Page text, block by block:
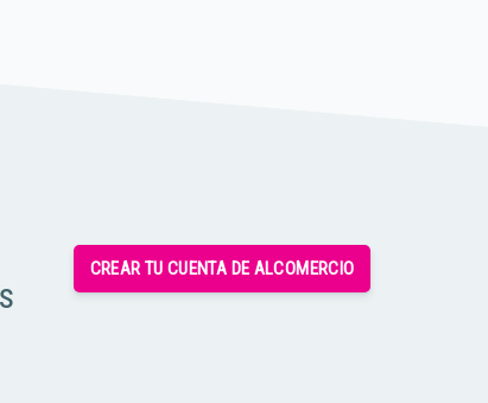
CREAR TU CUENTA DE ALCOMERCIO